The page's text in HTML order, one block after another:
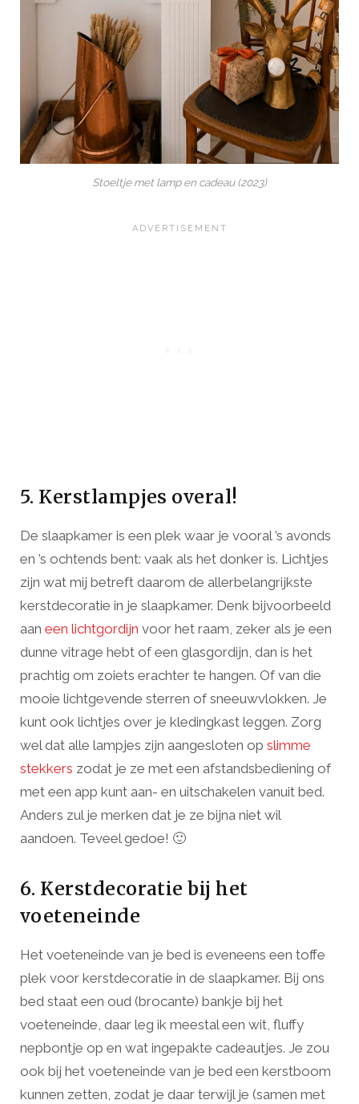
Stoeltje met lamp en cadeau (2023)
5. Kerstlampjes overal!
De slaapkamer is een plek waar je vooral ’s avonds
en ’s ochtends bent: vaak als het donker is. Lichtjes
zijn wat mij betreft daarom de allerbelangrijkste
kerstdecoratie in je slaapkamer. Denk bijvoorbeeld
aan een lichtgordijn voor het raam, zeker als je een
dunne vitrage hebt of een glasgordijn, dan is het
prachtig om zoiets erachter te hangen. Of van die
mooie lichtgevende sterren of sneeuwvlokken. Je
kunt ook lichtjes over je kledingkast leggen. Zorg
wel dat alle lampjes zijn aangesloten op slimme
stekkers zodat je ze met een afstandsbediening of
met een app kunt aan- en uitschakelen vanuit bed.
Anders zul je merken dat je ze bijna niet wil
aandoen. Teveel gedoe! 🙂
6. Kerstdecoratie bij het
voeteneinde
Het voeteneinde van je bed is eveneens een toffe
plek voor kerstdecoratie in de slaapkamer. Bij ons
bed staat een oud (brocante) bankje bij het
voeteneinde, daar leg ik meestal een wit, fluffy
nepbontje op en wat ingepakte cadeautjes. Je zou
ook bij het voeteneinde van je bed een kerstboom
kunnen zetten, zodat je daar terwijl je (samen met